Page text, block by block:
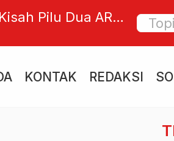
Dua ART,MIDO, Lebih
KONTAK REDAKSI